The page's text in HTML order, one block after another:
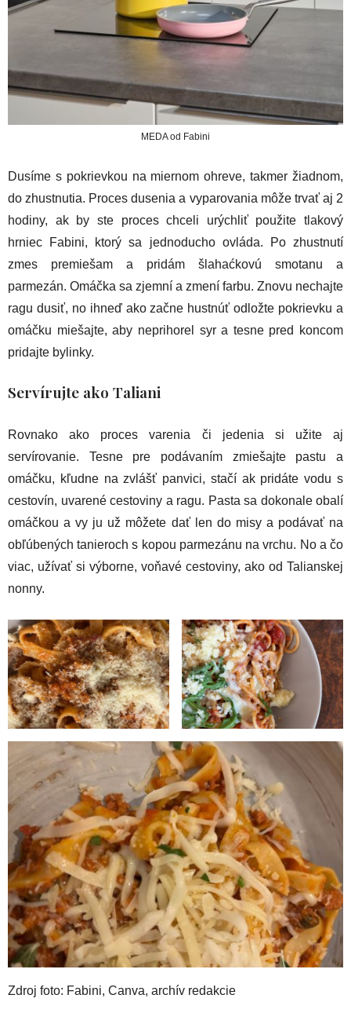
MEDA od Fabini
Dusíme s pokrievkou na miernom ohreve, takmer žiadnom,
do zhustnutia. Proces dusenia a vyparovania môže trvať aj 2
hodiny, ak by ste proces chceli urýchliť použite tlakový
hrniec Fabini, ktorý sa jednoducho ovláda. Po zhustnutí
zmes premiešam a pridám šlahaćkovú smotanu a
parmezán. Omáčka sa zjemní a zmení farbu. Znovu nechajte
ragu dusiť, no ihneď ako začne hustnúť odložte pokrievku a
omáčku miešajte, aby neprihorel syr a tesne pred koncom
pridajte bylinky.
Servírujte ako Taliani
Rovnako ako proces varenia či jedenia si užite aj
servírovanie. Tesne pre podávaním zmiešajte pastu a
omáčku, kľudne na zvlášť panvici, stačí ak pridáte vodu s
cestovín, uvarené cestoviny a ragu. Pasta sa dokonale obalí
omáčkou a vy ju už môžete dať len do misy a podávať na
obľúbených tanieroch s kopou parmezánu na vrchu. No a čo
viac, užívať si výborne, voňavé cestoviny, ako od Talianskej
nonny.
Zdroj foto: Fabini, Canva, archív redakcie